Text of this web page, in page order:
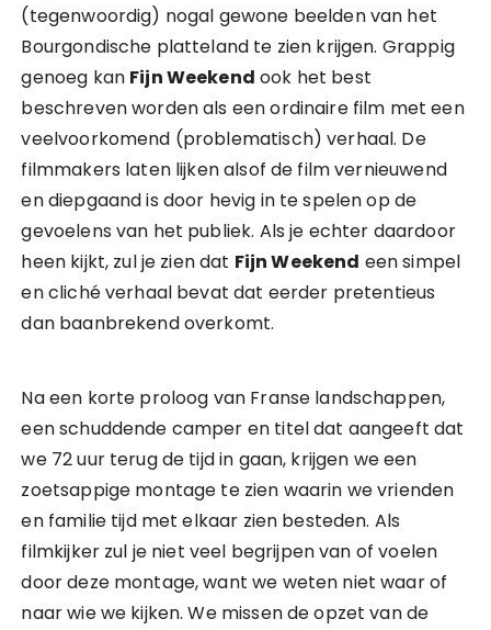
(tegenwoordig) nogal gewone beelden van het
Bourgondische platteland te zien krijgen. Grappig
genoeg kan Fijn Weekend ook het best
beschreven worden als een ordinaire film met een
veelvoorkomend (problematisch) verhaal. De
filmmakers laten lijken alsof de film vernieuwend
en diepgaand is door hevig in te spelen op de
gevoelens van het publiek. Als je echter daardoor
heen kijkt, zul je zien dat Fijn Weekend een simpel
en cliché verhaal bevat dat eerder pretentieus
dan baanbrekend overkomt.
Na een korte proloog van Franse landschappen,
een schuddende camper en titel dat aangeeft dat
we 72 uur terug de tijd in gaan, krijgen we een
zoetsappige montage te zien waarin we vrienden
en familie tijd met elkaar zien besteden. Als
filmkijker zul je niet veel begrijpen van of voelen
door deze montage, want we weten niet waar of
naar wie we kijken. We missen de opzet van de